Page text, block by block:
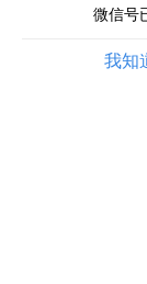
微信号
我知